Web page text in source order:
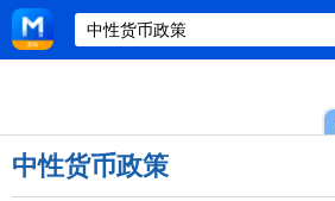
中性货币政策